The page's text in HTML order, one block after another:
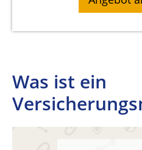
Was ist ein